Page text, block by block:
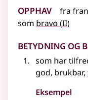
Opphav fra
som bravo (2
II)
Betydning og
som har
god, brukbar,
Eksempel